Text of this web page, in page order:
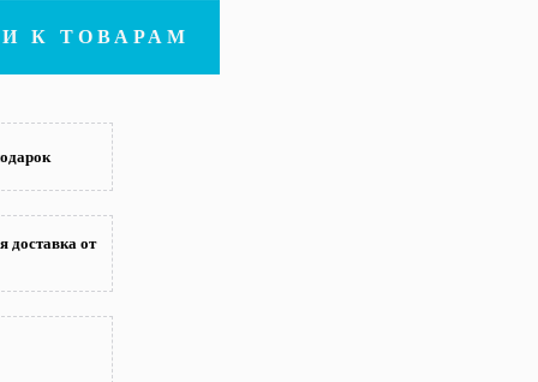
К ТОВАРАМ
доставка от